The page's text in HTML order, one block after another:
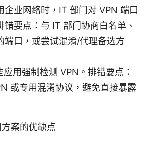
企业网络时，IT 部门对 VPN 端口
错要点：与 IT 部门协商白名单、
端口，或尝试混淆/代理备选方
应用强制检测 VPN。排错要点：
或专用混淆协议，避免直接暴露
案的优缺点